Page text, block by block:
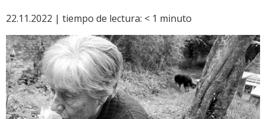
22.11.2022 | tiempo de lectura: < 1 minuto